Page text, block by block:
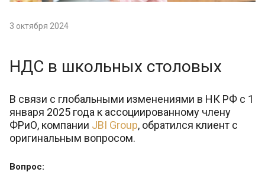
3 октября 2024
НДС в школьных столовых
В связи с глобальными изменениями в НК РФ с 1
января 2025 года к ассоциированному члену
ФРиО, компании JBI Group, обратился клиент с
оригинальным вопросом.
Вопрос: